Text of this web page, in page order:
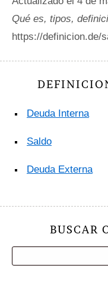
Qué es, tipos,
https://definicion.de/
Deuda Interna
Saldo
Deuda Externa
BUSCAR